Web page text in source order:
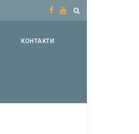
КОНТАКТИ